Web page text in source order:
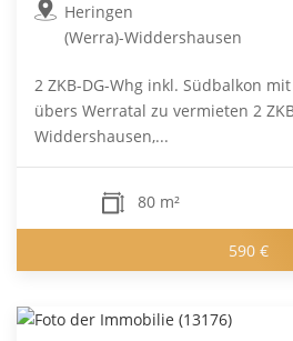
Heringen
(Werra)-Widdershausen
2 ZKB-DG-Whg inkl. Südbalkon
übers Werratal zu vermieten 2
Widdershausen,...
80 m²
590 €